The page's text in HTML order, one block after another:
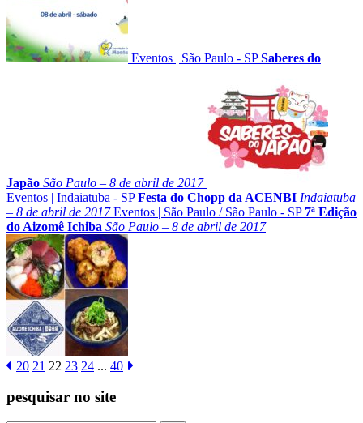
Eventos | São Paulo - SP Saberes do
Japão São Paulo – 8 de abril de 2017
Eventos | Indaiatuba - SP Festa do Chopp da ACENBI Indaiatuba
– 8 de abril de 2017 Eventos | São Paulo / São Paulo - SP 7ª Edição
do Aizomê Ichiba São Paulo – 8 de abril de 2017
20 21 22 23 24 ... 40
pesquisar no site